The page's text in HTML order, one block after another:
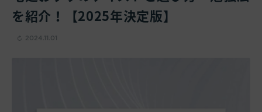
を紹介！【2025年決定版】
2024.11.01